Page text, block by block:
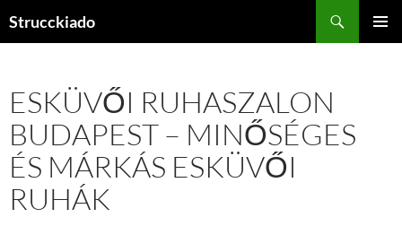
Strucckiado
ESKÜVŐI RUHASZALON
BUDAPEST – MINŐSÉGES
ÉS MÁRKÁS ESKÜVŐI
RUHÁK